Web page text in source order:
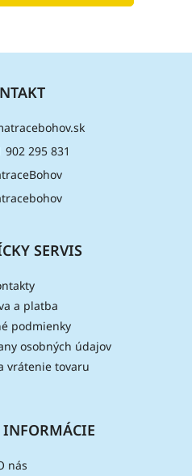
902 295 831
SERVIS
a platba
podmienky
osobných údajov
vrátenie tovaru
nás